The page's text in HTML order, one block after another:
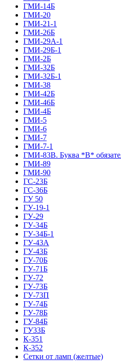
ГМИ-14Б
ГМИ-20
ГМИ-21-1
ГМИ-26Б
ГМИ-29А-1
ГМИ-29Б-1
ГМИ-2Б
ГМИ-32Б
ГМИ-32Б-1
ГМИ-38
ГМИ-42Б
ГМИ-46Б
ГМИ-4Б
ГМИ-5
ГМИ-6
ГМИ-7
ГМИ-7-1
ГМИ-83В. Буква *В*
ГМИ-89
ГМИ-90
ГС-23Б
ГС-36Б
ГУ 50
ГУ-19-1
ГУ-29
ГУ-34Б
ГУ-34Б-1
ГУ-43А
ГУ-43Б
ГУ-70Б
ГУ-71Б
ГУ-72
ГУ-73Б
ГУ-73П
ГУ-74Б
ГУ-78Б
ГУ-84Б
ГУ33Б
К-351
К-352
Сетки от ламп (желтые)